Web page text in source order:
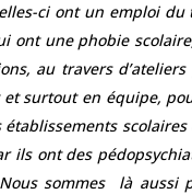
ci ont un emploi
ont une phobie
au travers
surtout en équipe,
ils ont des
sommes là aussi